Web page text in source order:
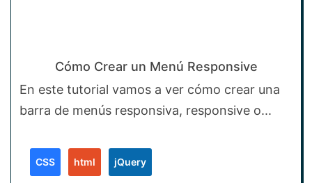
Cómo Crear un Menú Responsive
En este tutorial vamos a ver cómo crear una
barra de menús responsiva, responsive o...
CSS html jQuery